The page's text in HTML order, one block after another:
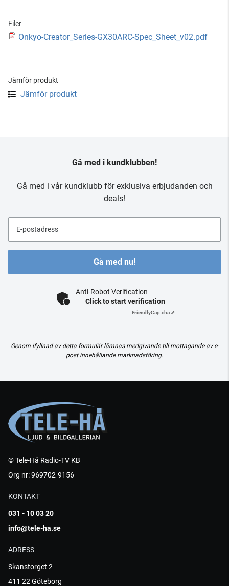
Filer
Onkyo-Creator_Series-GX30ARC-Spec_Sheet_v02.pdf
Jämför produkt
Jämför produkt
Gå med i kundklubben!
Gå med i vår kundklubb för exklusiva erbjudanden och
deals!
E-postadress
Gå med nu!
Anti-Robot Verification
Click to start verification
FriendlyCaptcha ⇗
Genom ifyllnad av detta formulär lämnas medgivande till mottagande av e-
post innehållande marknadsföring.
© Tele-Hå Radio-TV KB
Org nr: 969702-9156
KONTAKT
031 - 10 03 20
info@tele-ha.se
ADRESS
Skanstorget 2
411 22 Göteborg